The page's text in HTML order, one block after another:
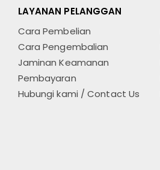
LAYANAN PELANGGAN
Cara Pembelian
Cara Pengembalian
Jaminan Keamanan
Pembayaran
Hubungi kami / Contact Us